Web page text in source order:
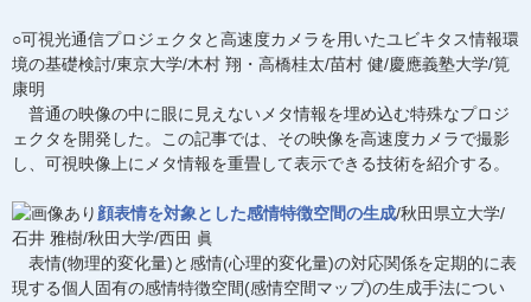
○可視光通信プロジェクタと高速度カメラを用いたユビキタス情報環
境の基礎検討/東京大学/木村 翔・高橋桂太/苗村 健/慶應義塾大学/筧
康明
普通の映像の中に眼に見えないメタ情報を埋め込む特殊なプロジ
ェクタを開発した。この記事では、その映像を高速度カメラで撮影
し、可視映像上にメタ情報を重畳して表示できる技術を紹介する。
顔表情を対象とした感情特徴空間の生成/秋田県立大学/
石井 雅樹/秋田大学/西田 眞
表情(物理的変化量)と感情(心理的変化量)の対応関係を定期的に表
現する個人固有の感情特徴空間(感情空間マップ)の生成手法につい